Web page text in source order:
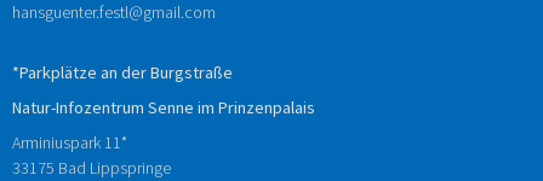
hansguenter.festl@gmail.com
*Parkplätze an der Burgstraße
Natur-Infozentrum Senne im Prinzenpalais
Arminiuspark 11*
33175 Bad Lippspringe